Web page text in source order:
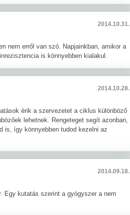
2014.10.31.
nem erről van szó. Napjainkban, amikor a
is könnyebben kialakul.
2014.10.28.
érik a szervezetet a ciklus különböző
lehetnek. Rengeteget segít azonban,
is, így könnyebben tudod kezelni az
2014.09.18.
Egy kutatás szerint a gyógyszer a nem